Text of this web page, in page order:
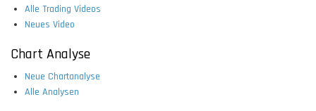
Alle Trading Videos
Neues Video
Chart Analyse
Neue Chartanalyse
Alle Analysen